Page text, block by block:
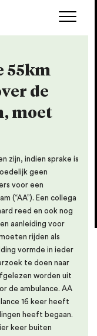
55km
de
moet
zijn, indien sprake is
geen
voor een
(“AA”). Een collega
reed en ook nog
aanleiding voor
rijden als
vormde in ieder
te doen naar
worden uit
de ambulance. AA
16 keer heeft
heeft begaan.
keer buiten